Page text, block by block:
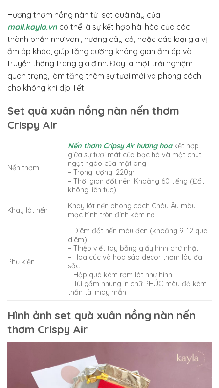
Hương thơm nồng nàn từ set quà này của
mall.kayla.vn có thể là sự kết hợp hài hòa của các
thành phần như vani, hương cây cỏ, hoặc các loại gia vị
ấm áp khác, giúp tăng cường không gian ấm áp và
truyền thống trong gia đình. Đây là một trải nghiệm
quan trọng, làm tăng thêm sự tươi mới và phong cách
cho không khí dịp Tết.
Set quà xuân nồng nàn nến thơm
Crispy Air
Nến thơm
Nến thơm Cripsy Air hương hoakết hợp
giữa sự tươi mát của bạc hà và một chút
ngọt ngào của mật ong
– Trọng lượng: 220gr
– Thời gian đốt nên: Khoảng 60 tiếng (Đốt
không liên tục)
Khay lót nến
Khay lót nến phong cách Châu Âu màu
mạc hình tròn đính kèm nơ
Phụ kiện
– Diêm đốt nến màu đen (khoảng 9-12 que
diêm)
– Thiệp viết tay bằng giấy hình chữ nhật
– Hoa cúc và hoa sáp decor thơm lâu đa
sắc
– Hộp quà kèm rơm lót như hình
– Túi gấm nhung in chữ PHÚC màu đỏ kèm
thần tài may mắn
Hình ảnh set quà xuân nồng nàn nến
thơm Crispy Air